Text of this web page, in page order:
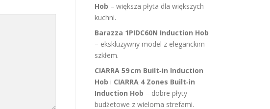
Hob – większa płyta dla większych
kuchni.
Barazza 1PIDC60N Induction Hob
– ekskluzywny model z eleganckim
szkłem.
CIARRA 59 cm Built‑in Induction
Hob i CIARRA 4 Zones Built‑in
Induction Hob – dobre płyty
budżetowe z wieloma strefami.